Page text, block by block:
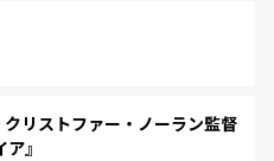
リストファー・ノーラン監督
』